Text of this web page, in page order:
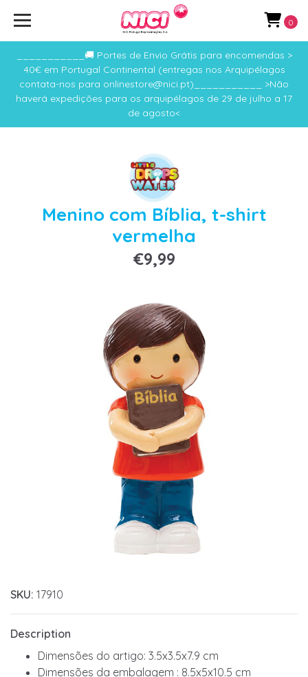
___________🚚 Portes de Envio Grátis para encomendas >
40€ em Portugal Continental (entregas nos Arquipélagos
contata-nos para onlinestore@nici.pt)___________ >Não
haverá expedições para os arquipélagos de 29 de julho a 17
de agosto<
0
Menino com Bí­blia, t-shirt
vermelha
€9,99
SKU: 17910
Description
Dimensões do artigo: 3.5x3.5x7.9 cm
Dimensões da embalagem : 8.5x5x10.5 cm